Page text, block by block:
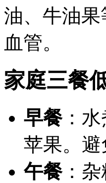
油、牛油果
血管。
家庭三餐
早餐：水
苹果。
午餐：杂